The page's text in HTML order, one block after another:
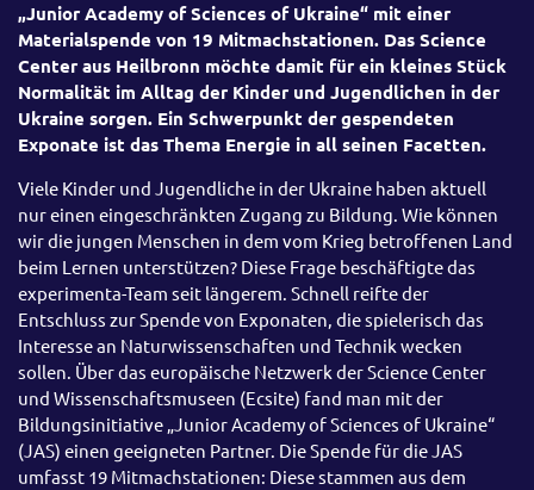
„Junior Academy of Sciences of Ukraine“ mit einer
Materialspende von 19 Mitmachstationen. Das Science
Center aus Heilbronn möchte damit für ein kleines Stück
Normalität im Alltag der Kinder und Jugendlichen in der
Ukraine sorgen. Ein Schwerpunkt der gespendeten
Exponate ist das Thema Energie in all seinen Facetten.
Viele Kinder und Jugendliche in der Ukraine haben aktuell
nur einen eingeschränkten Zugang zu Bildung. Wie können
wir die jungen Menschen in dem vom Krieg betroffenen Land
beim Lernen unterstützen? Diese Frage beschäftigte das
experimenta-Team seit längerem. Schnell reifte der
Entschluss zur Spende von Exponaten, die spielerisch das
Interesse an Naturwissenschaften und Technik wecken
sollen. Über das europäische Netzwerk der Science Center
und Wissenschaftsmuseen (Ecsite) fand man mit der
Bildungsinitiative „Junior Academy of Sciences of Ukraine“
(JAS) einen geeigneten Partner. Die Spende für die JAS
umfasst 19 Mitmachstationen: Diese stammen aus dem